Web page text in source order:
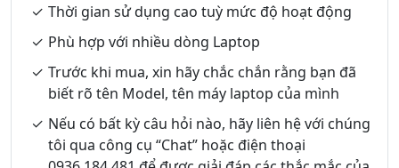
Thời gian sử dụng cao tuỳ mức độ hoạt động
Phù hợp với nhiều dòng Laptop
Trước khi mua, xin hãy chắc chắn rằng bạn đã
biết rõ tên Model, tên máy laptop của mình
Nếu có bất kỳ câu hỏi nào, hãy liên hệ với chúng
tôi qua công cụ “Chat” hoặc điện thoại